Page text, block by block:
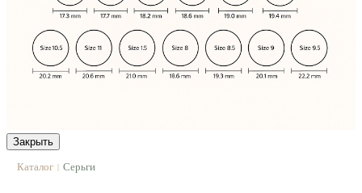
Закрыть
Каталог | Серьги